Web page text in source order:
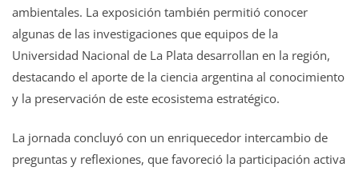
ambientales. La exposición también permitió conocer
algunas de las investigaciones que equipos de la
Universidad Nacional de La Plata desarrollan en la región,
destacando el aporte de la ciencia argentina al conocimiento
y la preservación de este ecosistema estratégico.
La jornada concluyó con un enriquecedor intercambio de
preguntas y reflexiones, que favoreció la participación activa